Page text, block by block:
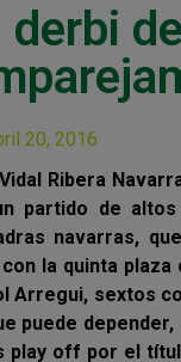
derbi
20, 2016
Ribera
partido de
navarras,
la quinta
Arregui, sextos
puede
play off por el